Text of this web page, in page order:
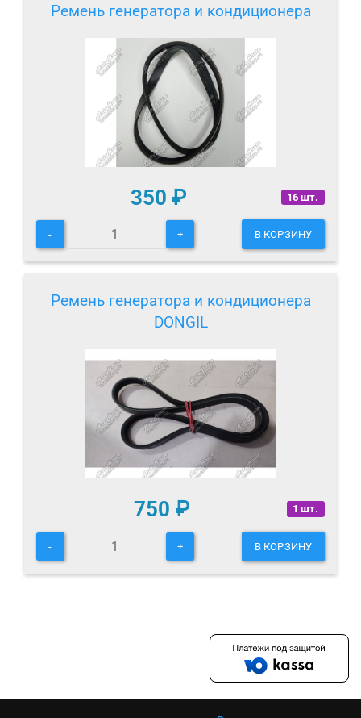
Ремень генератора и кондиционера
16 шт.
350 ₽
- + В КОРЗИНУ
Ремень генератора и кондиционера
DONGIL
1 шт.
750 ₽
- + В КОРЗИНУ